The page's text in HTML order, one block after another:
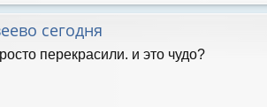
сегодня
перекрасили. и это чудо?